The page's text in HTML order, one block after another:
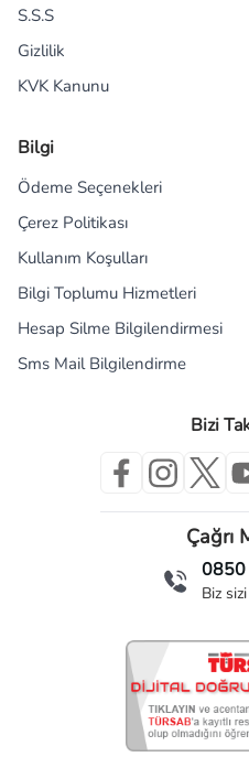
S.S.S
Gizlilik
KVK Kanunu
Bilgi
Ödeme Seçenekleri
Çerez Politikası
Kullanım Koşulları
Bilgi Toplumu Hizmetleri
Hesap Silme Bilgilendirmesi
Sms Mail Bilgilendirme
Bizi
Çağrı
Biz